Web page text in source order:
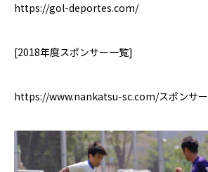
https://gol-deportes.com/
[2018年度スポンサー一覧]
https://www.nankatsu-sc.com/スポンサー